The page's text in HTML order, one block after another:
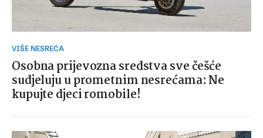
VIŠE NESREĆA
Osobna prijevozna sredstva sve češće
sudjeluju u prometnim nesrećama: Ne
kupujte djeci romobile!